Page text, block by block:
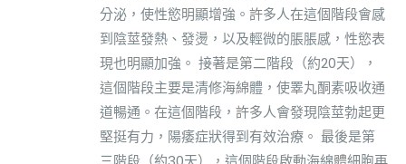
分泌，使性慾明顯增強。許多人在這個階段會感
到陰莖發熱、發燙，以及輕微的脹脹感，性慾表
現也明顯加強。 接著是第二階段（約20天），
這個階段主要是清修海綿體，使睪丸酮素吸收通
道暢通。在這個階段，許多人會發現陰莖勃起更
堅挺有力，陽痿症狀得到有效治療。 最後是第